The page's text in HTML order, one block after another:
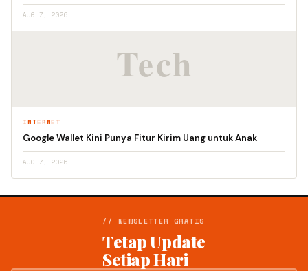
AUG 7, 2026
INTERNET
Google Wallet Kini Punya Fitur Kirim Uang untuk Anak
AUG 7, 2026
// NEWSLETTER GRATIS
Tetap Update
Setiap Hari